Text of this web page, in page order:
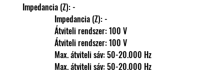
Impedancia (Z): -
                Impedancia (Z): -
                Átviteli rendszer: 100 V
                Átviteli rendszer: 100 V
                Max. átviteli sáv: 50-20.000 Hz
                Max. átviteli sáv: 50-20.000 Hz